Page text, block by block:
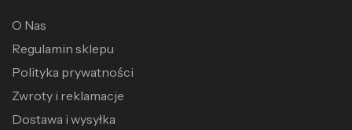
O Nas
Regulamin sklepu
Polityka prywatności
Zwroty i reklamacje
Dostawa i wysyłka